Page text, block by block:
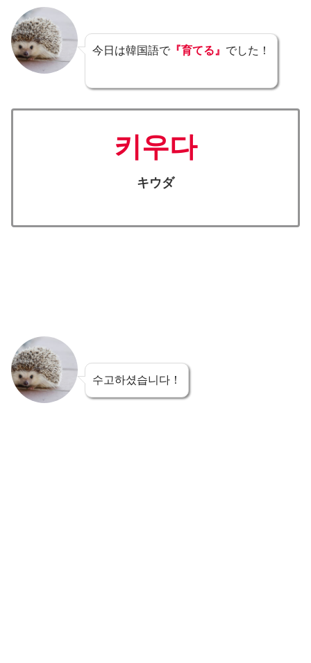
今日は韓国語で 『育てる』 でした！
키우다
キウダ
수고하셨습니다！